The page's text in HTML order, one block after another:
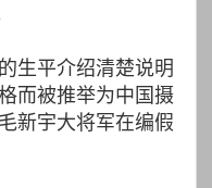
生平介绍清楚说明
而被推举为中国摄
新宇大将军在编假